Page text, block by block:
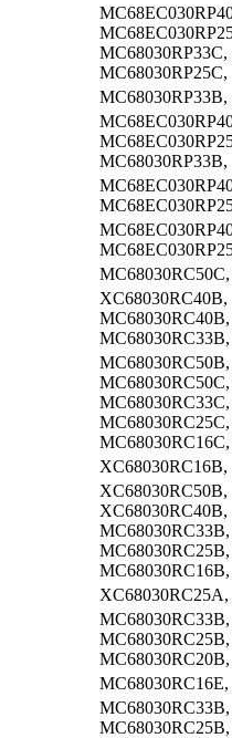
MC68030RP33C,
MC68030RP25C,
MC68030RP33B,
MC68030RP33B,
MC68030RC50C,
XC68030RC40B,
MC68030RC40B,
MC68030RC33B,
MC68030RC50B,
MC68030RC50C,
MC68030RC33C,
MC68030RC25C,
MC68030RC16C,
XC68030RC16B,
XC68030RC50B,
XC68030RC40B,
MC68030RC33B,
MC68030RC25B,
MC68030RC16B,
XC68030RC25A,
MC68030RC33B,
MC68030RC25B,
MC68030RC20B,
MC68030RC16E,
MC68030RC33B,
MC68030RC25B,